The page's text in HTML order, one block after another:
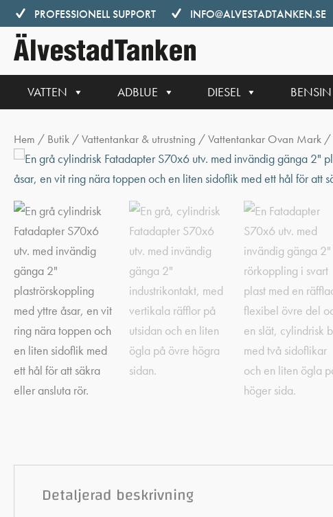
Hoppa
till
innehåll
PROFESSIONELL SUPPORT INFO@ALVESTADTANKEN.SE
VATTEN ADBLUE DIESEL BENSIN
Hem / Butik /Vattentankar & utrustning /Vattentankar Ovan Mark /
Detaljerad beskrivning